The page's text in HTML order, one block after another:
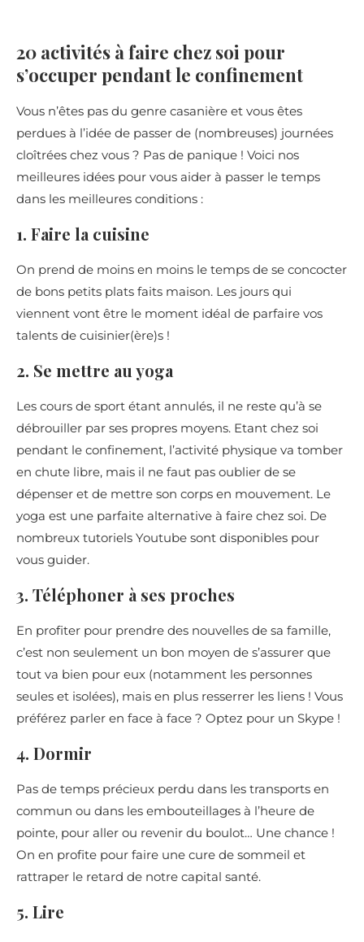
20 activités à faire chez soi pour
s’occuper pendant le confinement
Vous n’êtes pas du genre casanière et vous êtes
perdues à l’idée de passer de (nombreuses) journées
cloîtrées chez vous ? Pas de panique ! Voici nos
meilleures idées pour vous aider à passer le temps
dans les meilleures conditions :
1. Faire la cuisine
On prend de moins en moins le temps de se concocter
de bons petits plats faits maison. Les jours qui
viennent vont être le moment idéal de parfaire vos
talents de cuisinier(ère)s !
2. Se mettre au yoga
Les cours de sport étant annulés, il ne reste qu’à se
débrouiller par ses propres moyens. Etant chez soi
pendant le confinement, l’activité physique va tomber
en chute libre, mais il ne faut pas oublier de se
dépenser et de mettre son corps en mouvement. Le
yoga est une parfaite alternative à faire chez soi. De
nombreux tutoriels Youtube sont disponibles pour
vous guider.
3. Téléphoner à ses proches
En profiter pour prendre des nouvelles de sa famille,
c’est non seulement un bon moyen de s’assurer que
tout va bien pour eux (notamment les personnes
seules et isolées), mais en plus resserrer les liens ! Vous
préférez parler en face à face ? Optez pour un Skype !
4. Dormir
Pas de temps précieux perdu dans les transports en
commun ou dans les embouteillages à l’heure de
pointe, pour aller ou revenir du boulot… Une chance !
On en profite pour faire une cure de sommeil et
rattraper le retard de notre capital santé.
5. Lire